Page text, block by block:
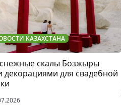
КАЗАХСТАНА
скалы Бозжыры
декорациями для свадебной